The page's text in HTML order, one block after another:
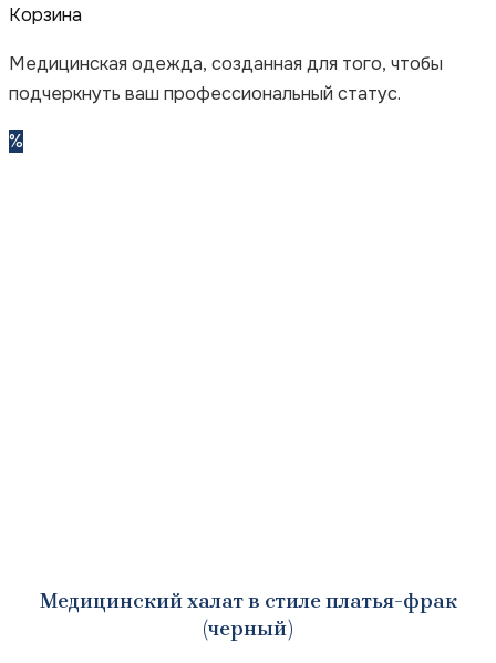
Корзина
Медицинская одежда, созданная для того, чтобы
подчеркнуть ваш профессиональный статус.
%
Медицинский халат в стиле платья-фрак
(черный)